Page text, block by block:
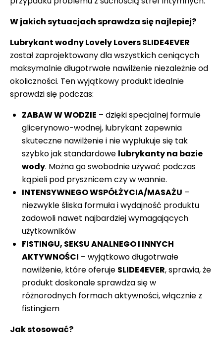
W jakich sytuacjach sprawdza się najlepiej?
Lubrykant wodny Lovely Lovers SLIDE4EVER
został zaprojektowany dla wszystkich ceniących
maksymalnie długotrwałe nawilżenie niezależnie od
okoliczności. Ten wyjątkowy produkt idealnie
sprawdzi się podczas:
ZABAW W WODZIE – dzięki specjalnej formule
glicerynowo-wodnej, lubrykant zapewnia
skuteczne nawilżenie i nie wypłukuje się tak
szybko jak standardowe lubrykanty na bazie
wody. Można go swobodnie używać podczas
kąpieli pod prysznicem czy w wannie.
INTENSYWNEGO WSPÓŁŻYCIA/MASAŻU –
niezwykle śliska formuła i wydajność produktu
zadowoli nawet najbardziej wymagających
użytkowników
FISTINGU, SEKSU ANALNEGO I INNYCH
AKTYWNOŚCI – wyjątkowo długotrwałe
nawilżenie, które oferuje SLIDE4EVER, sprawia, że
produkt doskonale sprawdza się w
różnorodnych formach aktywności, włącznie z
fistingiem
Jak stosować?